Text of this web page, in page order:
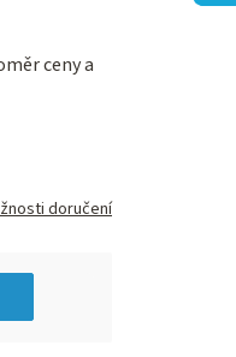
ceny a
doručení